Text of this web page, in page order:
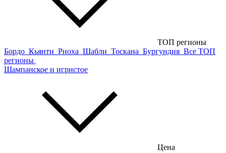
ТОП регионы
Бордо Кьянти Риоха Шабли Тоскана Бургундия Все ТОП
регионы
Шампанское и игристое
Цена